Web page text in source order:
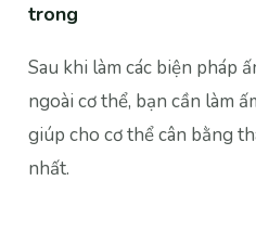
trong
Sau khi làm các biện pháp
ngoài cơ thể, bạn cần làm
giúp cho cơ thể cân bằng
nhất.